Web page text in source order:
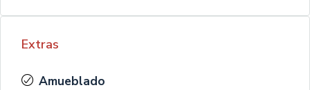
Extras
Amueblado